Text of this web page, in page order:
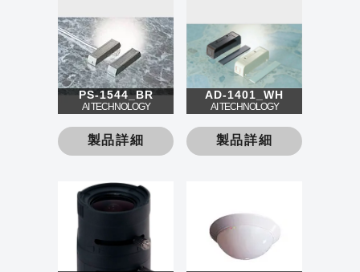
PS-1544_BR
AI TECHNOLOGY
製品詳細
AD-1401_WH
AI TECHNOLOGY
製品詳細